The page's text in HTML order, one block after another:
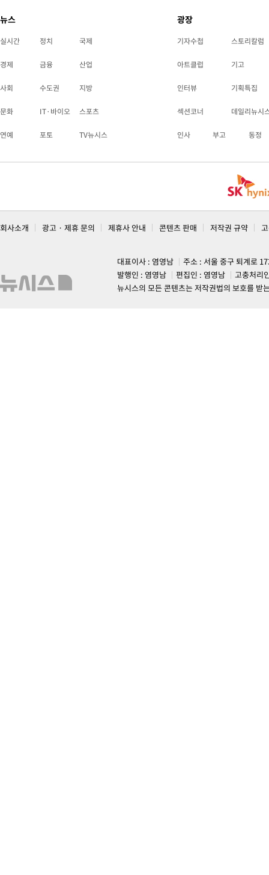
뉴스
실시간 정치 국제
경제 금융 산업
사회 수도권 지방
문화 IT·바이오 스포츠
연예 포토 TV뉴시스
광장
기자수첩 스토리칼럼
아트클럽 기고
인터뷰 기획특집
섹션코너 데일리뉴시
인사 부고 동정
회사소개 광고 · 제휴 문의 제휴사 안내 콘텐츠 판매 저작권 규약
대표이사 : 염영남
주소 : 서울 중구 퇴계로
발행인 : 염영남
편집인 : 염영남
고충처리
뉴시스의 모든 콘텐츠는 저작권법의 보호를